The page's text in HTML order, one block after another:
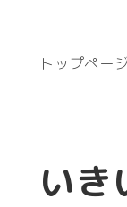
トップページ
いき